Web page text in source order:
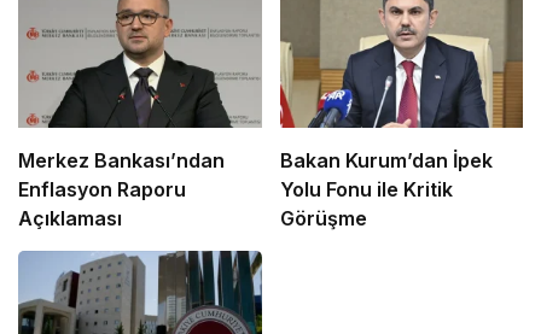
Merkez Bankası’ndan
Enflasyon Raporu
Açıklaması
Bakan Kurum’dan İpek
Yolu Fonu ile Kritik
Görüşme